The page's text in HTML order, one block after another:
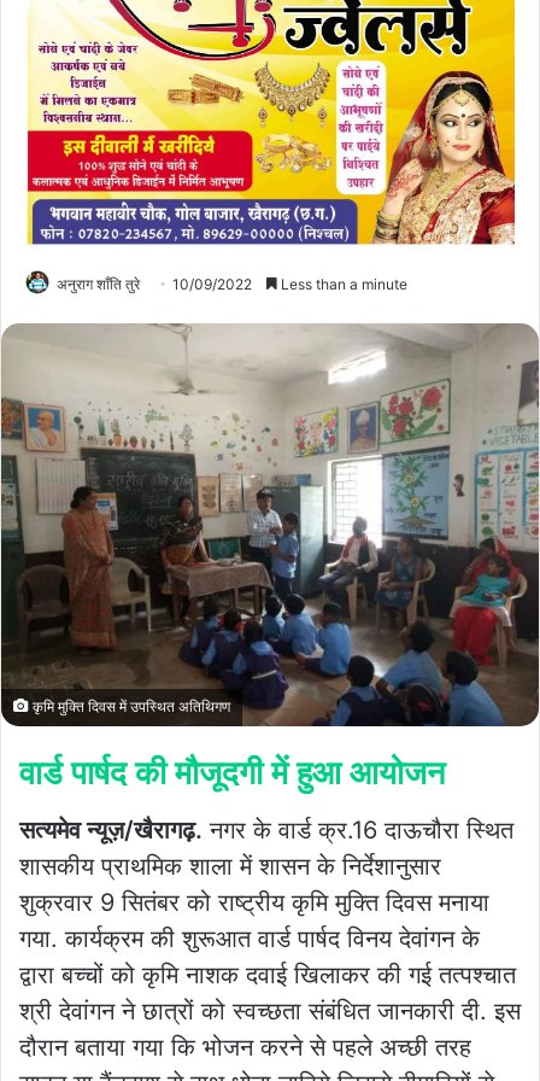
अनुराग शाँति तुरे 10/09/2022 Less than a minute
कृमि मुक्ति दिवस में उपस्थित अतिथिगण
वार्ड पार्षद की मौजूदगी में हुआ आयोजन
सत्यमेव न्यूज़/खैरागढ़. नगर के वार्ड क्र.16 दाऊचौरा स्थित
शासकीय प्राथमिक शाला में शासन के निर्देशानुसार
शुक्रवार 9 सितंबर को राष्ट्रीय कृमि मुक्ति दिवस मनाया
गया. कार्यक्रम की शुरूआत वार्ड पार्षद विनय देवांगन के
द्वारा बच्चों को कृमि नाशक दवाई खिलाकर की गई तत्पश्चात
श्री देवांगन ने छात्रों को स्वच्छता संबंधित जानकारी दी. इस
दौरान बताया गया कि भोजन करने से पहले अच्छी तरह